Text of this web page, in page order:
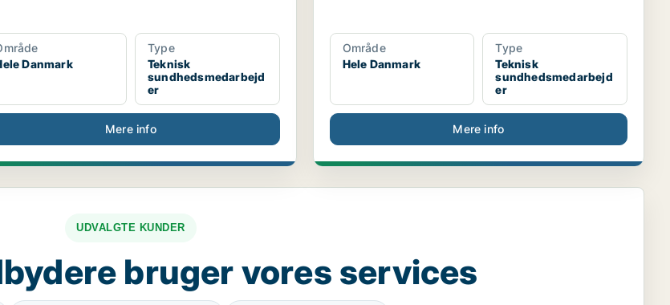
Danmark
Type
Teknisk
sundhedsmedarbejd
er
Mere info
Område
Hele Danmark
Type
Teknisk
sundhedsmedarbejd
er
Mere info
UDVALGTE KUNDER
bruger vores services